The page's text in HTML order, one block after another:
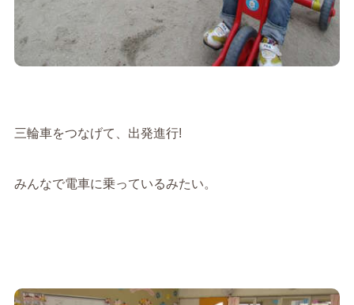
三輪車をつなげて、出発進行!
みんなで電車に乗っているみたい。